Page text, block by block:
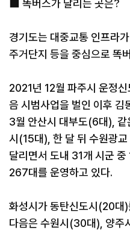
■ 똑버스가 달리는 곳은?
경기도는 대중교통 인프라
주거단지 등을 중심으로 똑
2021년 12월 파주시 운정
음 시범사업을 벌인 이후
3월 안산시 대부도(6대),
시(15대), 한 달 뒤 수원광
달리면서 도내 31개 시군
267대를 운영하고 있다.
화성시가 동탄신도시(20대
다음은 수원시(30대), 양주